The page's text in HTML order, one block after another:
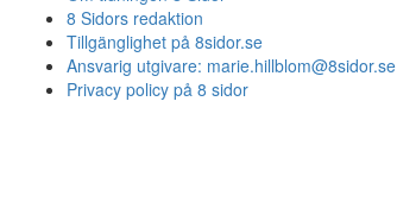
8 Sidors redaktion
Tillgänglighet på 8sidor.se
Ansvarig utgivare: marie.hillblom@8sidor.se
Privacy policy på 8 sidor